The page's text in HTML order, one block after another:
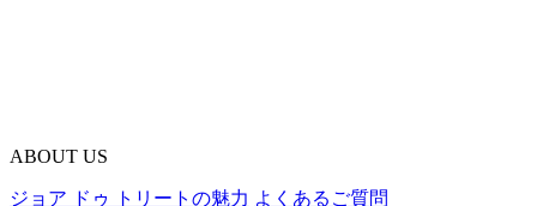
ABOUT US
ジョア ドゥ トリートの魅力 よくあるご質問